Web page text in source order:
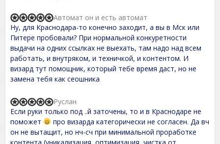
5
R
a
t
d
5
,
0
o
t
o
f
5
Ну, для Краснодара-то конечно заходит, а вы в Мск или
Питере пробовали? При нормальной конкуретности
выдачи на одних ссылках не выехать, там надо над всем
работать, и внутряком, и техничкой, и контентом. И
визард тут помощник, который тебе время даст, но не
замена тебя как сеошника
Автомат он и есть автомат
R
a
t
d
Если руки только под ..й заточены, то и в Краснодаре не
поможет
про визарда категорически не согласен. Да вч
он не вытащит, но нч-сч при минимальной проработке
Руслан